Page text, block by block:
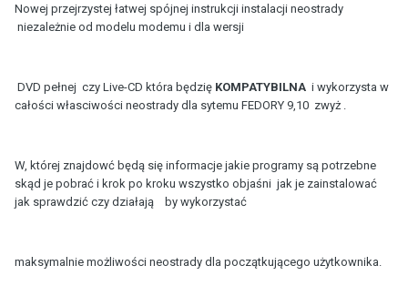
Nowej przejrzystej łatwej spójnej instrukcji instalacji neostrady
niezależnie od modelu modemu i dla wersji
DVD pełnej czy Live-CD która będzię KOMPATYBILNA i wykorzysta w
całości własciwości neostrady dla sytemu FEDORY 9,10 zwyż .
W, której znajdowć będą się informacje jakie programy są potrzebne
skąd je pobrać i krok po kroku wszystko objaśni jak je zainstalować
jak sprawdzić czy działają by wykorzystać
maksymalnie możliwości neostrady dla początkującego użytkownika.